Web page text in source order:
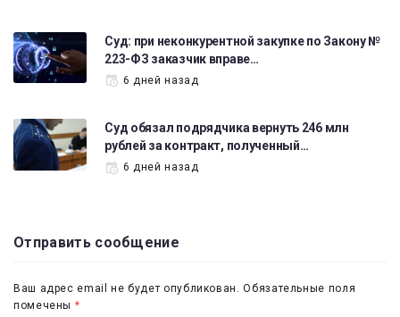
Суд: при неконкурентной закупке по Закону №
223-ФЗ заказчик вправе…
6 дней назад
Суд обязал подрядчика вернуть 246 млн
рублей за контракт, полученный…
6 дней назад
Отправить сообщение
Ваш адрес email не будет опубликован. Обязательные поля
помечены *